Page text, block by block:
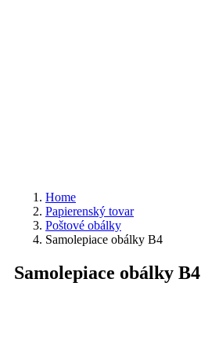
Home
Papierenský tovar
Poštové obálky
Samolepiace obálky B4
Samolepiace obálky B4